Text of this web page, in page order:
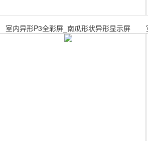
室内异形P3全彩屏_南瓜形状异形显示屏